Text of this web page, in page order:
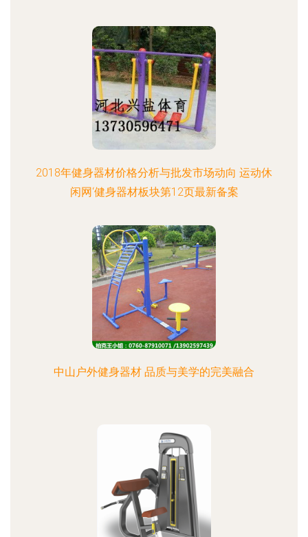
2018年健身器材价格分析与批发市场动向 运动休
闲网‘健身器材板块第12页最新备案
中山户外健身器材 品质与美学的完美融合